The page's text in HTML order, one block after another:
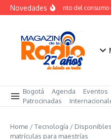
Saltar al contenido
NovedadesCrecimiento del consumo
Bogotá Agenda Eventos
Patrocinadas
Home /Tecnología /
matrículas para maestrías